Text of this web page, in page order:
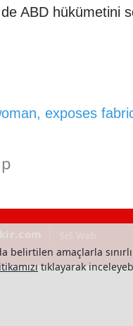
ABD hükümetini
exposes
amaçlarla
tıklayarak
SiS Web